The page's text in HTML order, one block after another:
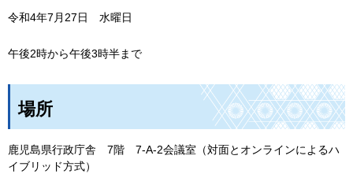
令和4年7月27日 水曜日
午後2時から午後3時半まで
場所
鹿児島県行政庁舎 7階 7-A-2会議室（対面とオンラインによるハ
イブリッド方式）